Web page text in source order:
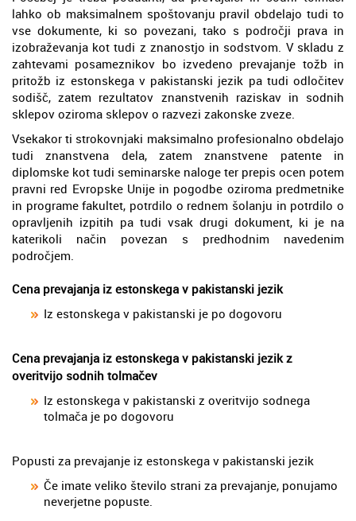
lahko ob maksimalnem spoštovanju pravil obdelajo tudi to
vse dokumente, ki so povezani, tako s področji prava in
izobraževanja kot tudi z znanostjo in sodstvom. V skladu z
zahtevami posameznikov bo izvedeno prevajanje tožb in
pritožb iz estonskega v pakistanski jezik pa tudi odločitev
sodišč, zatem rezultatov znanstvenih raziskav in sodnih
sklepov oziroma sklepov o razvezi zakonske zveze.
Vsekakor ti strokovnjaki maksimalno profesionalno obdelajo
tudi znanstvena dela, zatem znanstvene patente in
diplomske kot tudi seminarske naloge ter prepis ocen potem
pravni red Evropske Unije in pogodbe oziroma predmetnike
in programe fakultet, potrdilo o rednem šolanju in potrdilo o
opravljenih izpitih pa tudi vsak drugi dokument, ki je na
katerikoli način povezan s predhodnim navedenim
področjem.
Cena prevajanja iz estonskega v pakistanski jezik
Iz estonskega v pakistanski je po dogovoru
Cena prevajanja iz estonskega v pakistanski jezik z
overitvijo sodnih tolmačev
Iz estonskega v pakistanski z overitvijo sodnega
tolmača je po dogovoru
Popusti za prevajanje iz estonskega v pakistanski jezik
Če imate veliko število strani za prevajanje, ponujamo
neverjetne popuste.